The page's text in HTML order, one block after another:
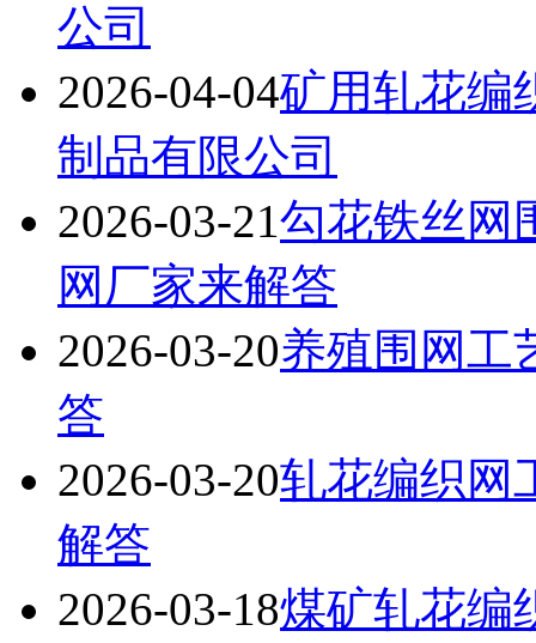
公司
2026-04-04矿用轧花
制品有限公司
2026-03-21勾花铁丝网
网厂家来解答
2026-03-20养殖围网工
答
2026-03-20轧花编织网
解答
2026-03-18煤矿轧花编